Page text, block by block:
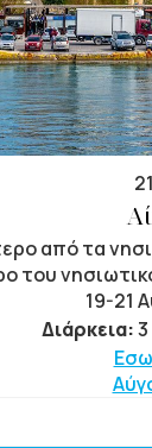
από τα
του
19-21
Διάρκεια: